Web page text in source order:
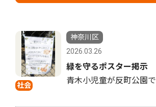
社会
神奈川区
2026.03.26
緑を守るポスター掲示
青木小児童が反町公園で